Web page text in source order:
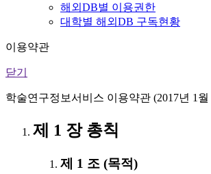
해외DB별 이용권한
대학별 해외DB 구독현황
이용약관
닫기
학술연구정보서비스 이용약관 (2017년 1
제 1 장 총칙
제 1 조 (목적)